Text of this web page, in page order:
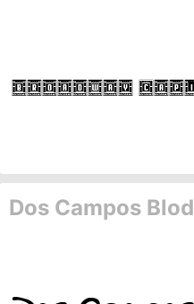
Dos Campos Blod